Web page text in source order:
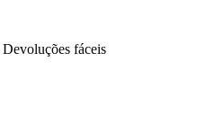
Devoluções fáceis